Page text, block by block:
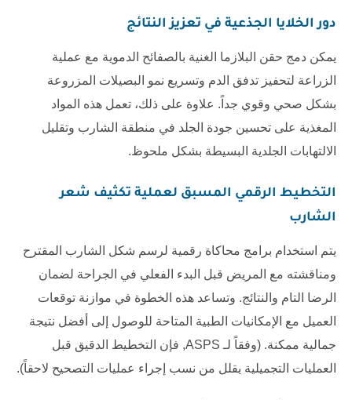
دور الخلايا الجذعية في تعزيز النتائج
يمكن دمج حقن البلازما الغنية بالصفائح الدموية مع عملية
الزراعة لتحفيز تدفق الدم وتسريع نمو البصيلات المزروعة
بشكل صحي وقوي جداً. علاوة على ذلك، تعمل هذه المواد
المغذية على تحسين جودة الجلد في منطقة الشارب وتقليل
الالتهابات الجلدية البسيطة بشكل ملحوظ.
التخطيط الرقمي المسبق لعملية تكثيف شعر
الشارب
يتم استخدام برامج محاكاة رقمية لرسم شكل الشارب المقترح
ومناقشته مع المريض قبل البدء الفعلي في الجراحة لضمان
الرضا التام والنتائج. وتساعد هذه الخطوة في موازنة توقعات
العميل مع الإمكانيات الطبية المتاحة للوصول إلى أفضل نتيجة
جمالية ممكنة. (وفقاً لـ ASPS, فإن التخطيط الدقيق قبل
العمليات التجميلية يقلل من نسب إجراء عمليات التصحيح لاحقاً).